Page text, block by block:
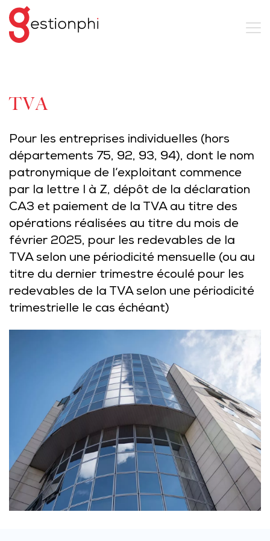
TVA
Pour les entreprises individuelles (hors
départements 75, 92, 93, 94), dont le nom
patronymique de l’exploitant commence
par la lettre I à Z, dépôt de la déclaration
CA3 et paiement de la TVA au titre des
opérations réalisées au titre du mois de
février 2025, pour les redevables de la
TVA selon une périodicité mensuelle (ou au
titre du dernier trimestre écoulé pour les
redevables de la TVA selon une périodicité
trimestrielle le cas échéant)